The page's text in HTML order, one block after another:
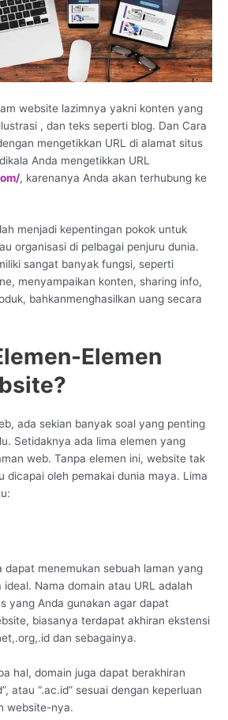
website lazimnya yakni konten yang
, dan teks seperti blog. Dan Cara
mengetikkan URL di alamat situs
Anda mengetikkan URL
, karenanya Anda akan terhubung ke
menjadi kepentingan pokok untuk
organisasi di pelbagai penjuru dunia.
sangat banyak fungsi, seperti
menyampaikan konten, sharing info,
bahkanmenghasilkan uang secara
Elemen
ada sekian banyak soal yang penting
Setidaknya ada lima elemen yang
web. Tanpa elemen ini, website tak
dicapai oleh pemakai dunia maya. Lima
dapat menemukan sebuah laman yang
Nama domain atau URL adalah
yang Anda gunakan agar dapat
biasanya terdapat akhiran ekstensi
dan sebagainya.
hal, domain juga dapat berakhiran
atau “.ac.id” sesuai dengan keperluan
website-nya.